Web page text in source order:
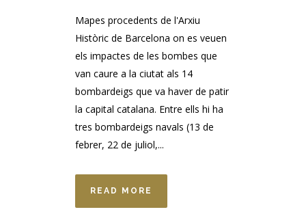
Mapes procedents de l'Arxiu
Històric de Barcelona on es veuen
els impactes de les bombes que
van caure a la ciutat als 14
bombardeigs que va haver de patir
la capital catalana. Entre ells hi ha
tres bombardeigs navals (13 de
febrer, 22 de juliol,...
READ MORE